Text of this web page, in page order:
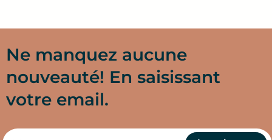
Ne manquez aucune
nouveauté! En saisissant
votre email.